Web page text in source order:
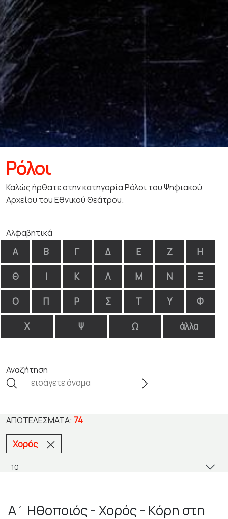
Ρόλοι
Καλώς ήρθατε στην κατηγορία Ρόλοι του Ψηφιακού
Αρχείου του Εθνικού Θεάτρου.
Αλφαβητικά
Α Β Γ Δ Ε Ζ Η
Θ Ι Κ Λ Μ Ν Ξ
Ο Π Ρ Σ Τ Υ Φ
Χ Ψ Ω άλλα
Αναζήτηση
ΑΠΟΤΕΛΈΣΜΑΤΑ: 74
Χορός
Α΄ Ηθοποιός - Χορός - Κόρη στη